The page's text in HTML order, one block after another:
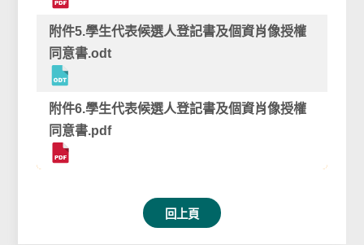
附件5.學生代表候選人登記書及個資肖像授權
同意書.odt
附件6.學生代表候選人登記書及個資肖像授權
同意書.pdf
回上頁